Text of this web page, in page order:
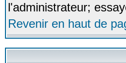
l'administrateur;
Revenir en haut de